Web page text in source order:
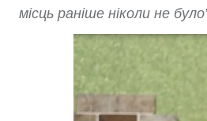
місць раніше ніколи не